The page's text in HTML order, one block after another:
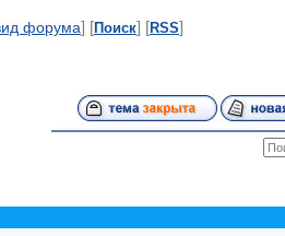
форума] [Поиск] [RSS]